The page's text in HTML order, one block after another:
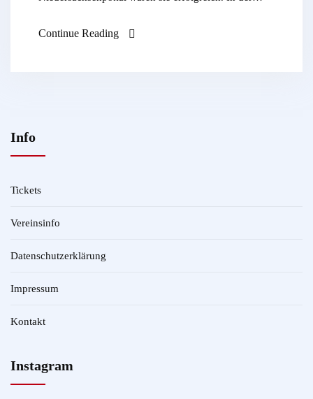
Continue Reading
Info
Tickets
Vereinsinfo
Datenschutzerklärung
Impressum
Kontakt
Instagram